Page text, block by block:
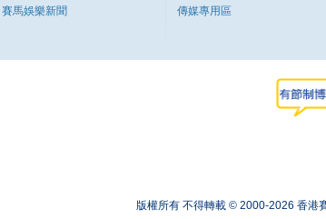
賽馬娛樂新聞
傳媒專用區
版權所有 不得轉載 © 2000-2026 香港